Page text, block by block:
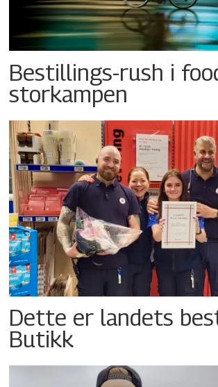
Bestillings-rush i
storkampen
Dette er landets
Butikk